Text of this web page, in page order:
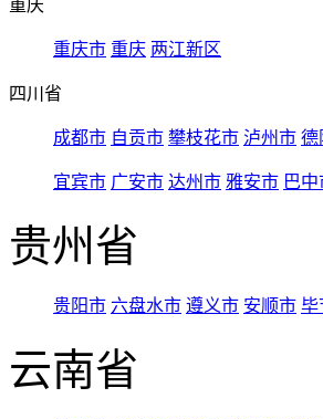
重庆
重庆市 重庆 两江新区
四川省
成都市 自贡市 攀枝花市 泸州市 德
宜宾市 广安市 达州市 雅安市 巴中
贵州省
贵阳市 六盘水市 遵义市 安顺市 毕
云南省